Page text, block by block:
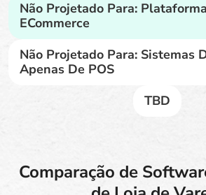
Não Projetado Para:
ECommerce
Não Projetado Para: Sistemas
Apenas De POS
TBD
Comparação de